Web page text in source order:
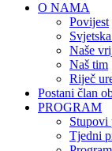
O NAMA
Povijest
Naše
Naš tim
Riječ
Postani član
PROGRAM
Stupovi
Tjedni